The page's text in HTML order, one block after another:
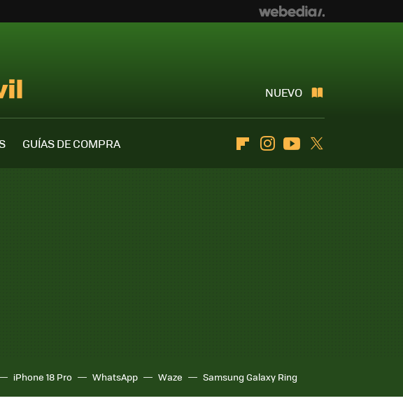
NUEVO
GUÍAS DE COMPRA
FlipboardInstagramYoutube
iPhone 18 Pro WhatsApp Waze Samsung Galaxy Ring